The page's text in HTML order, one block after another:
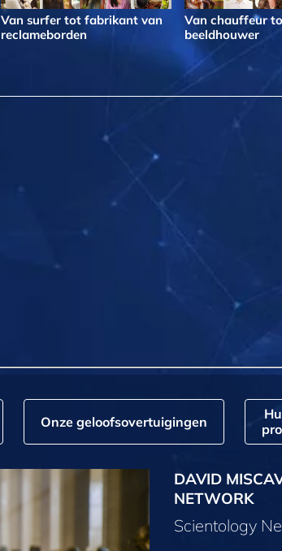
Van surfer tot fabrikant van
reclameborden
Van chauffeur
beeldhouwer
Onze geloofs­overtuigingen
DAVID
NETWORK
Scientology